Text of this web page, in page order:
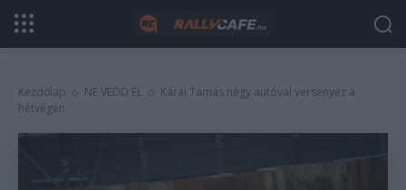
Kezdőlap NE VEDD EL
Kárai Tamás négy autóval versenyez a
hétvégén